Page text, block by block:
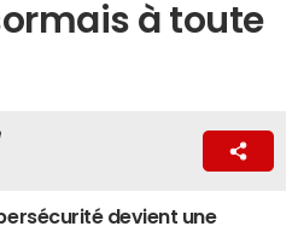
à toute
devient une